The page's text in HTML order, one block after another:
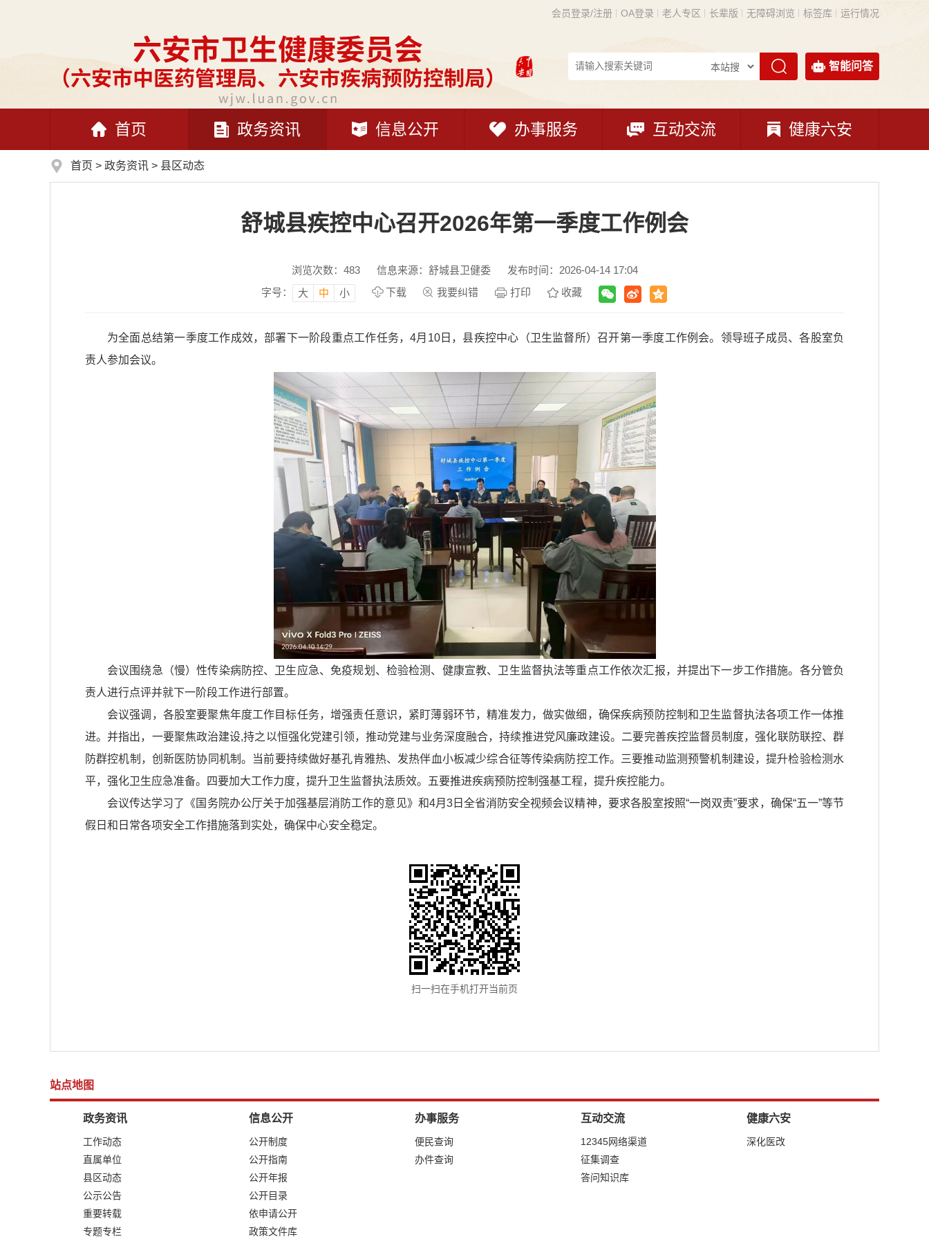
会员登录/注册 OA登录 老人专区 长辈版 无障碍浏览 标签库 运行情况
智能问答
首页 政务资讯 信息公开 办事服务 互动交流 健康六安
首页 > 政务资讯 > 县区动态
舒城县疾控中心召开2026年第一季度工作例会
浏览次数： 483 信息来源：舒城县卫健委
发布时间：2026-04-14 17:04
字号：
大 中 小 下载 我要纠错 打印 收藏
为全面总结第一季度工作成效，部署下一阶段重点工作任务，4月10日，县疾控中心（卫生监督所）召开第一季度工作例会。领导班子成员、各股室负
责人参加会议。
会议围绕急（慢）性传染病防控、卫生应急、免疫规划、检验检测、健康宣教、卫生监督执法等重点工作依次汇报，并提出下一步工作措施。各分管负
责人进行点评并就下一阶段工作进行部置。
会议强调，各股室要聚焦年度工作目标任务，增强责任意识，紧盯薄弱环节，精准发力，做实做细，确保疾病预防控制和卫生监督执法各项工作一体推
进。并指出，一要聚焦政治建设,持之以恒强化党建引领，推动党建与业务深度融合，持续推进党风廉政建设。二要完善疾控监督员制度，强化联防联控、群
防群控机制，创新医防协同机制。当前要持续做好基孔肯雅热、发热伴血小板减少综合征等传染病防控工作。三要推动监测预警机制建设，提升检验检测水
平，强化卫生应急准备。四要加大工作力度，提升卫生监督执法质效。五要推进疾病预防控制强基工程，提升疾控能力。
会议传达学习了《国务院办公厅关于加强基层消防工作的意见》和4月3日全省消防安全视频会议精神，要求各股室按照“一岗双责”要求，确保“五一”等节
假日和日常各项安全工作措施落到实处，确保中心安全稳定。
扫一扫在手机打开当前页
站点地图
政务资讯
工作动态
直属单位
县区动态
公示公告
重要转载
专题专栏
信息公开
公开制度
公开指南
公开年报
公开目录
依申请公开
政策文件库
办事服务
便民查询
办件查询
互动交流
12345网络渠道
征集调查
答问知识库
健康六安
深化医改